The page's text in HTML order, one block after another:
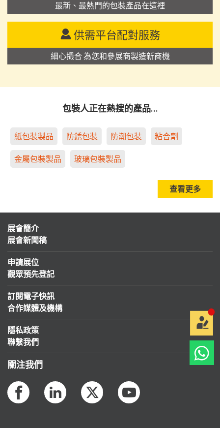
最新、最熱門的包裝產品在這裡
供需平台配對服務
細心撮合 為您和參展商製造新商機
包裝人正在熱搜的產品…
紙包裝製品 防銹包裝 防潮包裝 粘合劑
金屬包裝製品 玻璃包裝製品
查看更多
展會簡介
展會新聞稿
申請展位
觀眾預先登記
訂閱電子快訊
合作媒體及機構
隱私政策
聯繫我們
關注我們